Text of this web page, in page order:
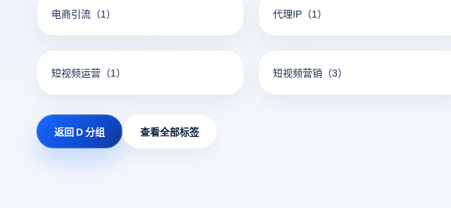
电商引流 （1） 代理IP （1）
短视频运营 （1） 短视频营销 （3）
返回 D 分组 查看全部标签